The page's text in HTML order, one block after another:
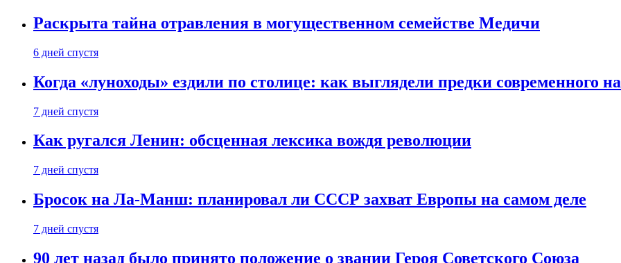
Раскрыта тайна отравления в могущественном семействе Медичи
6 дней спустя
Когда «луноходы» ездили по столице: как выглядели предки современного
7 дней спустя
Как ругался Ленин: обсценная лексика вождя революции
7 дней спустя
Бросок на Ла-Манш: планировал ли СССР захват Европы на самом деле
7 дней спустя
90 лет назад было принято положение о звании Героя Советского Союза